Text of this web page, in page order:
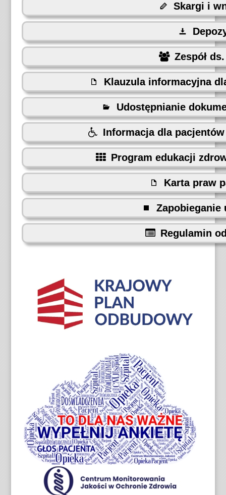
Skargi i
Zespół
Klauzula informacyjna
Udostępnianie
Informacja dla
Program edukacji
Karta praw
Zapobieganie
Regulamin